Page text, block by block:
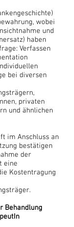
wobei
und
haben
Verfassen
bei diversen
privaten
und ähnlichen
im Anschluss an
bestätigen
der
eine
Kostentragung
Behandlung